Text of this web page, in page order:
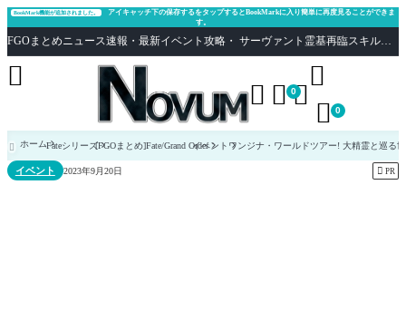
BookMark機能が追加されました。
アイキャッチ下の保存するをタップするとBookMarkに入り簡単に再度見ることができま
す。
FGOまとめニュース速報・最新イベント攻略・ サーヴァント霊基再臨スキル性能評価まとめ Fate/Grand Order
  0

 0

 ホームFateシリーズ[FGOまとめ]Fate/Grand Orderイベント ワンジナ・ワールドツアー! 大精霊と巡る
イベント 2023年9月20日  PR